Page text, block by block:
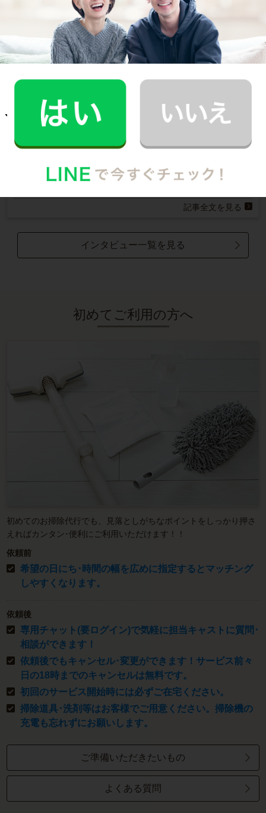
いつもお家がキレイなママ友がCaSyを使って
いたんです！
掃除をお願いしている時間、子供とゆっくり遊
べるし、家がキレイになると人も呼べるのでい
いですね。
お掃除
R.M.さん
趣味の時間を作りたいと思い家事代行の利用を
休日の半分を潰していた家事がなくなり相当気
楽！帰った時に片付いていると、気持ちが違い
記事全文を見る
インタビュー一覧を見る
初めてご利用の方へ
初めてのお掃除代行でも、見落としがちなポイントをしっかり押さ
えればカンタン･便利にご利用いただけます！！
依頼前
希望の日にち･時間の幅を広めに指定するとマッチング
しやすくなります。
依頼後
専用チャット(要ログイン)で気軽に担当キャストに質問･
相談ができます！
依頼後でもキャンセル･変更ができます！サービス前々
日の18時までのキャンセルは無料です。
初回のサービス開始時には必ずご在宅ください。
掃除道具･洗剤等はお客様でご用意ください。掃除機の
充電も忘れずにお願いします。
ご準備いただきたいもの
よくある質問